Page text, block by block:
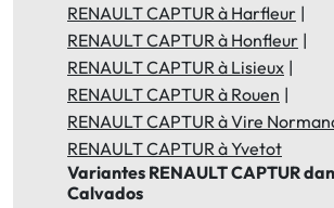
RENAULT CAPTUR à Harfleur
RENAULT CAPTUR à Honfleur
RENAULT CAPTUR à Lisieux
RENAULT CAPTUR à Rouen
RENAULT CAPTUR à Vire
RENAULT CAPTUR à Yvetot
Variantes RENAULT CAPTUR
Calvados